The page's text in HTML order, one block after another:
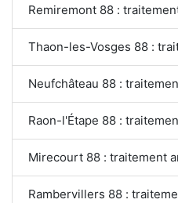
Remiremont 88 :
Thaon-les-Vosges 88 :
Neufchâteau 88 :
Raon-l'Étape 88 :
Mirecourt 88 : traitement
Rambervillers 88 :